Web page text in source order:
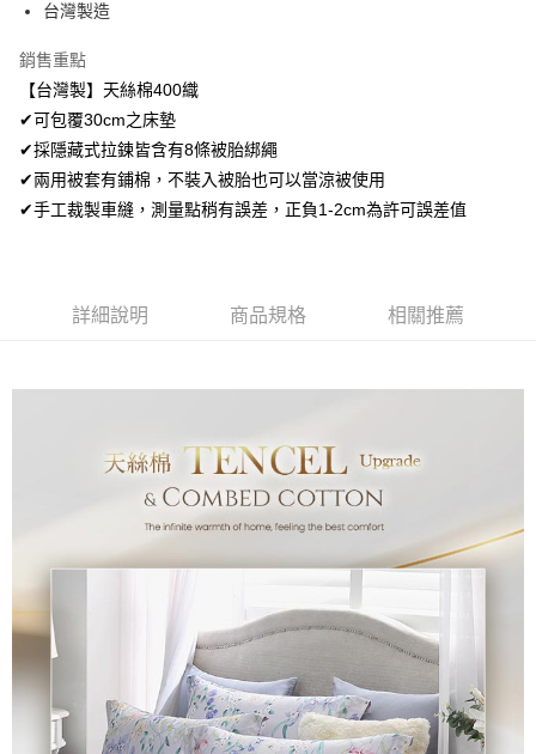
AFTEE先享後付
相關說明
AFTEE先享後付是「在收到商品之後才付款」的支付方式。 讓您購物簡單
便利好安心！
１．簡單：不需註冊會員、不需綁卡、不需儲值。
２．便利：只要手機號碼，簡訊認證，即可結帳。
３．安心：先確認商品／服務後，再付款。
３．收到繳費通知簡訊後14天內，點擊此簡訊中的連結，可透過四大超商／
是否繳費成功／繳費後需取消欲退款等相關疑問，請聯繫「AFTEE先享後付
客戶支援中心」https://netprotections.freshdesk.com/support/home
１．透過由恩沛科技股份有限公司提供之「AFTEE先享後付」服務完成之交
易，需依本服務之必要範圍內提供個人資料，並將交易相關給付款項請求債
權轉讓予恩沛科技股份有限公司。
２．關於個人資料處理事宜，請瀏覽以下網址：
https://aftee.tw/terms/#terms3
３．未成年的使用者請事先徵得法定代理人或監護人之同意方可使用
「AFTEE先享後付」，若未經同意申辦者引起之損失，本公司不負相關責
４．使用「AFTEE先享後付」時，將依據個別帳號之用戶狀況，依本公司即
時審查核予不同之上限額度；若仍有額度不足之情形，本公司將視審查結果
請求用戶進行身份認證。
ATM付款
運送方式
全家取貨付款
免運費
每筆NT$60，滿NT$499(含以上)免運費
每筆NT$100，滿NT$499(含以上)免運費
離島宅配
每筆NT$100，滿NT$499(含以上)免運費
台灣製造
銷售重點
【台灣製】天絲棉400織
✔可包覆30cm之床墊
✔採隱藏式拉鍊皆含有8條被胎綁繩
✔兩用被套有鋪棉，不裝入被胎也可以當涼被使用
✔手工裁製車縫，測量點稍有誤差，正負1-2cm為許可誤差值
詳細說明 商品規格 相關推薦